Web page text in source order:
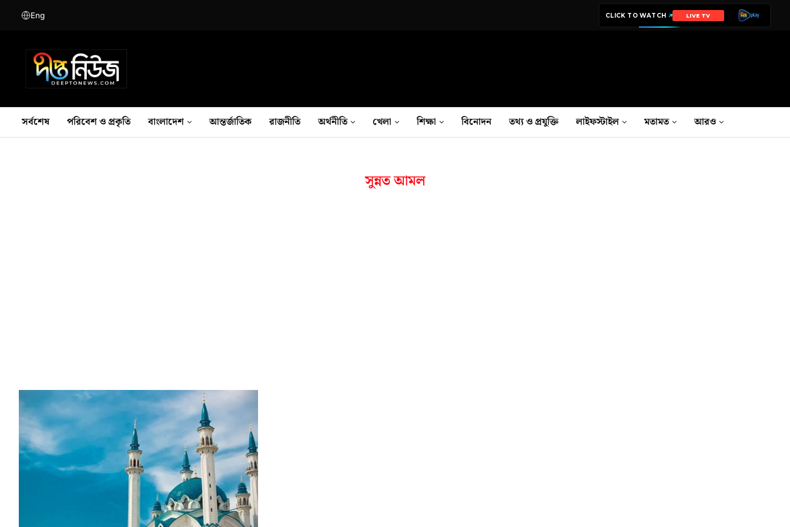
Eng CLICK TO WATCH LIVE TV
সর্বশেষ পরিবেশ ও প্রকৃতি বাংলাদেশ আন্তর্জাতিক রাজনীতি অর্থনীতি খেলা শিক্ষা বিনোদন তথ‍্য ও প্রযুক্তি লাইফস্টাইল মতামত আরও
সুন্নত আমল